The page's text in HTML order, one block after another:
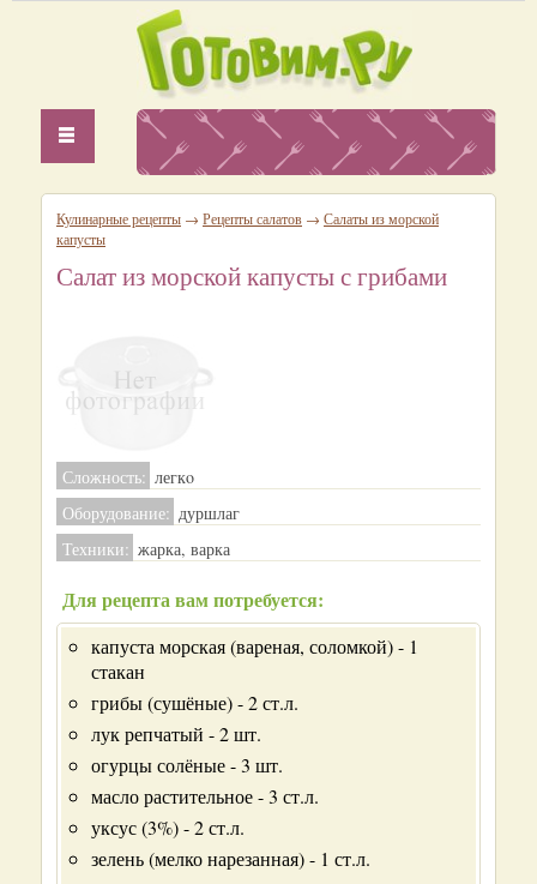
Кулинарные рецепты → Рецепты салатов → Салаты из морской
капусты
Салат из морской капусты с грибами
Сложность: легкo
Оборудование: дуршлаг
Техники: жарка, варка
Для рецепта вам потребуется:
капуста морская (вареная, соломкой) - 1
стакан
грибы (сушёные) - 2 ст.л.
лук репчатый - 2 шт.
огурцы солёные - 3 шт.
масло растительное - 3 ст.л.
уксус (3%) - 2 ст.л.
зелень (мелко нарезанная) - 1 ст.л.